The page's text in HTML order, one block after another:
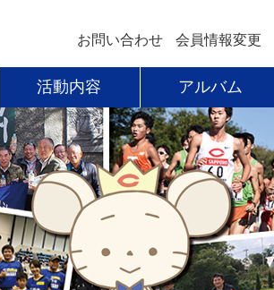
お問い合わせ 会員情報変更
活動内容 アルバム